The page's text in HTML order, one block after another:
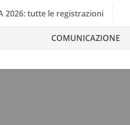
2026: tutte le registrazioni
COMUNICAZIONE